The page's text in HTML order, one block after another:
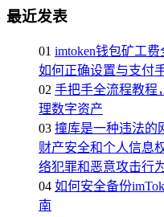
最近发表
01 imtoken钱包矿工
如何正确设置与支付
02 手把手全流程教程
理数字资产
03 撞库是一种违法的
财产安全和个人信息
络犯罪和恶意攻击行
04 如何安全备份
南